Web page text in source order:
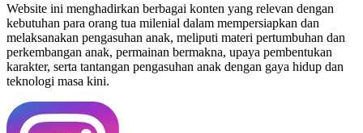
Website ini menghadirkan berbagai konten yang relevan dengan
kebutuhan para orang tua milenial dalam mempersiapkan dan
melaksanakan pengasuhan anak, meliputi materi pertumbuhan dan
perkembangan anak, permainan bermakna, upaya pembentukan
karakter, serta tantangan pengasuhan anak dengan gaya hidup dan
teknologi masa kini.